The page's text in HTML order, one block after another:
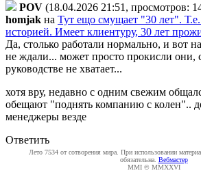
POV (18.04.2026 21:51, просмотров:
homjak на Тут ещо смущает "30 лет". Т.е.
историей. Имеет клиентуру, 30 лет
Да, столько работали нормально, и вот
не ждали... может просто прокисли они,
руководстве не хватает...
хотя вру, недавно с одним свежим
обещают "поднять компанию с колен"..
менеджеры везде
Ответить
Лето 7534 от сотворения мира. При использовании
обязательна. Вебмастер
MMI © MMXXVI